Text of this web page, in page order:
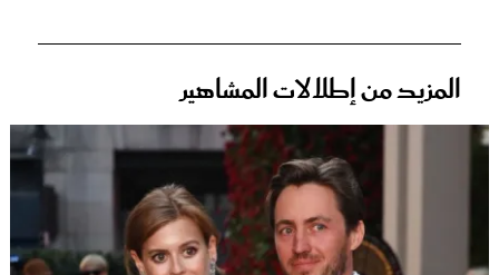
المزيد من إطلالات المشاهير